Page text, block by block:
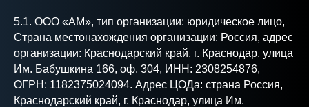
5.1. OOO «АМ», тип организации: юридическое лицо,
Страна местонахождения организации: Россия, адрес
организации: Краснодарский край, г. Краснодар, улица
Им. Бабушкина 166, оф. 304, ИНН: 2308254876,
ОГРН: 1182375024094. Адрес ЦОДа: cтрана Россия,
Краснодарский край, г. Краснодар, улица Им.